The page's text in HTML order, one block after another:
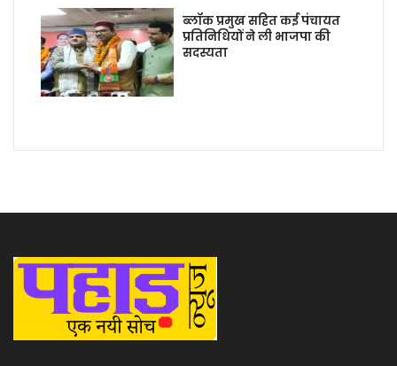
ब्लॉक प्रमुख सहित कई पंचायत
प्रतिनिधियों ने ली भाजपा की
सदस्यता